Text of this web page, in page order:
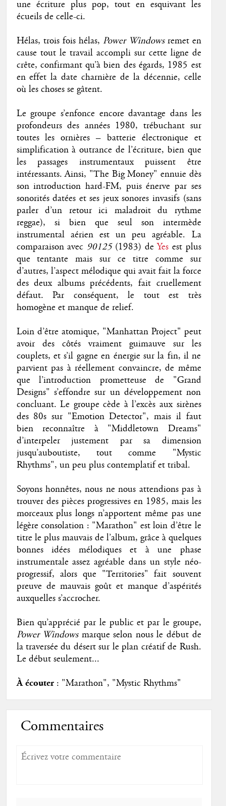
une écriture plus pop, tout en esquivant les
écueils de celle-ci.
Hélas, trois fois hélas, Power Windowsremet en
cause tout le travail accompli sur cette ligne de
crête, confirmant qu’à bien des égards, 1985 est
en effet la date charnière de la décennie, celle
où les choses se gâtent.
Le groupe s’enfonce encore davantage dans les
profondeurs des années 1980, trébuchant sur
toutes les ornières – batterie électronique et
simplification à outrance de l’écriture, bien que
les passages instrumentaux puissent être
intéressants. Ainsi, "The Big Money" ennuie dès
son introduction hard-FM, puis énerve par ses
sonorités datées et ses jeux sonores invasifs (sans
parler d’un retour ici maladroit du rythme
reggae), si bien que seul son intermède
instrumental aérien est un peu agréable. La
comparaison avec 90125(1983) deYes est plus
que tentante mais sur ce titre comme sur
d’autres, l’aspect mélodique qui avait fait la force
des deux albums précédents, fait cruellement
défaut. Par conséquent, le tout est très
homogène et manque de relief.
Loin d’être atomique, "Manhattan Project" peut
avoir des côtés vraiment guimauve sur les
couplets, et s’il gagne en énergie sur la fin, il ne
parvient pas à réellement convaincre, de même
que l’introduction prometteuse de "Grand
Designs" s’effondre sur un développement non
concluant. Le groupe cède à l’excès aux sirènes
des 80s sur "Emotion Detector", mais il faut
bien reconnaître à "Middletown Dreams"
d’interpeler justement par sa dimension
jusqu’auboutiste, tout comme "Mystic
Rhythms", un peu plus contemplatif et tribal.
Soyons honnêtes, nous ne nous attendions pas à
trouver des pièces progressives en 1985, mais les
morceaux plus longs n’apportent même pas une
légère consolation : "Marathon" est loin d’être le
titre le plus mauvais de l’album, grâce à quelques
bonnes idées mélodiques et à une phase
instrumentale assez agréable dans un style néo-
progressif, alors que "Territories" fait souvent
preuve de mauvais goût et manque d’aspérités
auxquelles s’accrocher.
Bien qu’apprécié par le public et par le groupe,
Power Windowsmarque selon nous le début de
la traversée du désert sur le plan créatif de Rush.
Le début seulement...
À écouter: "Marathon", "Mystic Rhythms"
Commentaires